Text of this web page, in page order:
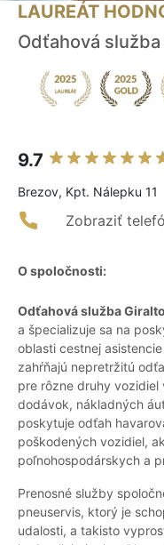
LAUREÁT
Odťahová
9.7
Brezov, Kpt. Nálepku 11
Zobraziť
O spoločnosti:
Odťahová služba
a špecializuje sa na
oblasti cestnej
zahŕňajú nepretržitú
pre rôzne druhy vozidiel
dodávok, nákladných
poskytuje odťah
poškodených vozidiel,
poľnohospodárskych a
Prenosné služby
pneuservis, ktorý je
udalosti, a takisto